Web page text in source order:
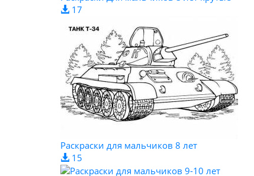
17
Раскраски для мальчиков 8 лет
15